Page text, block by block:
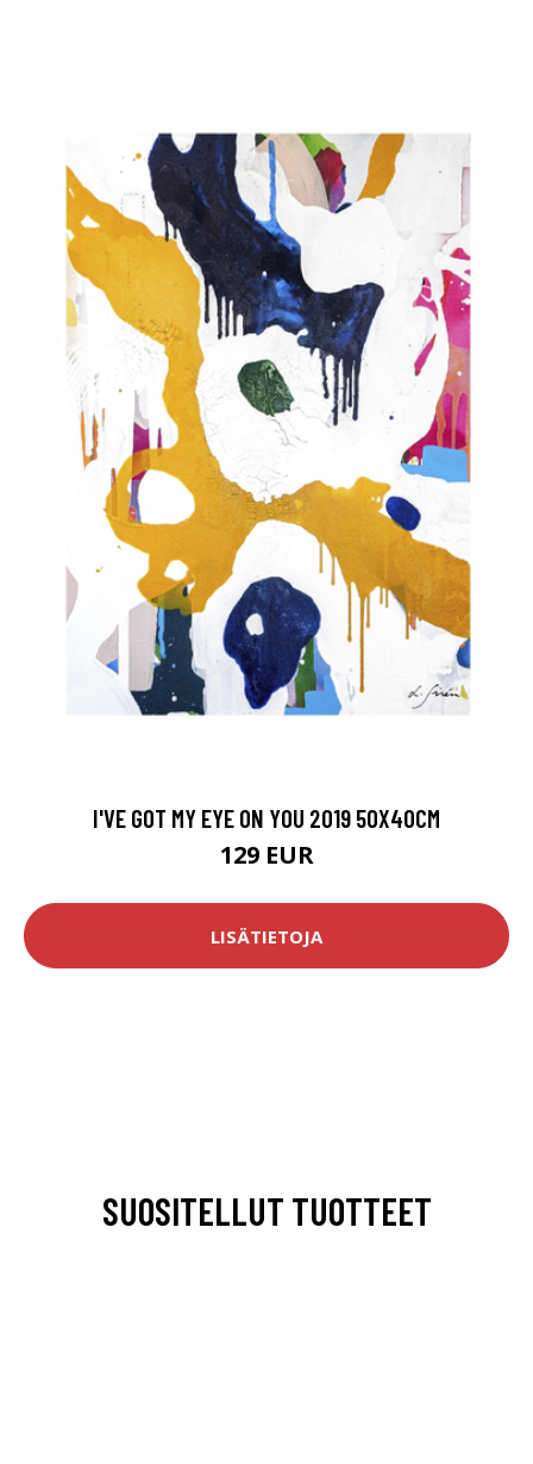
I'VE GOT MY EYE ON YOU 2019 50X40CM
129 EUR
LISÄTIETOJA
SUOSITELLUT TUOTTEET